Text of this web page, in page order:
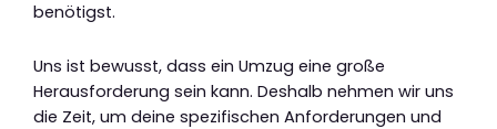
benötigst.
Uns ist bewusst, dass ein Umzug eine große
Herausforderung sein kann. Deshalb nehmen wir uns
die Zeit, um deine spezifischen Anforderungen und